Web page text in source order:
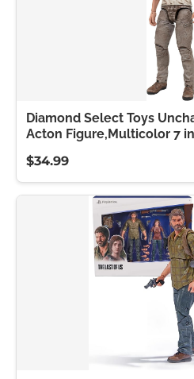
Diamond Select Toys
Acton Figure,Multicolor 7
$34.99